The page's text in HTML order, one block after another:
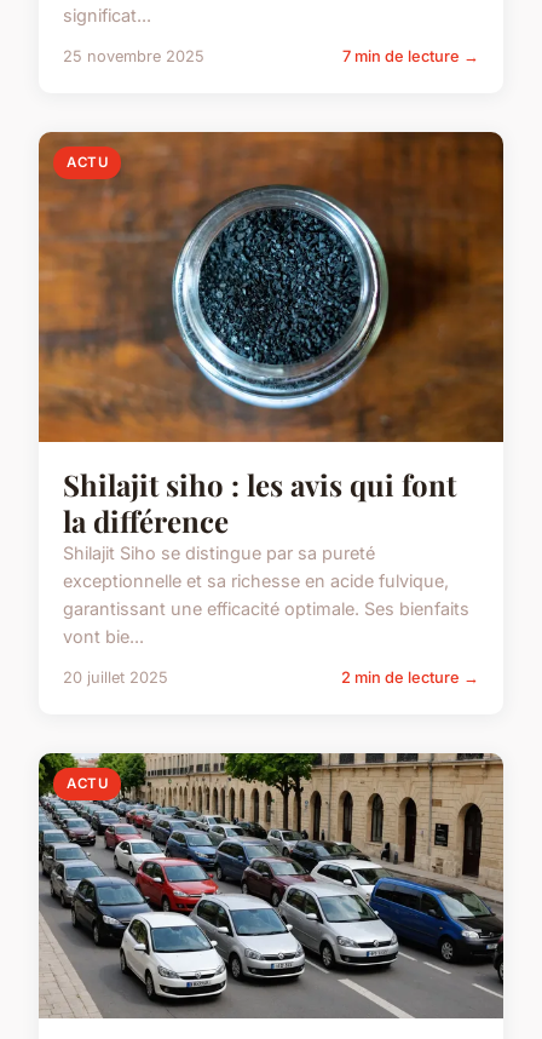
significat...
25 novembre 2025 7 min de lecture →
ACTU
Shilajit siho : les avis qui font
la différence
Shilajit Siho se distingue par sa pureté
exceptionnelle et sa richesse en acide fulvique,
garantissant une efficacité optimale. Ses bienfaits
vont bie...
20 juillet 2025 2 min de lecture →
ACTU